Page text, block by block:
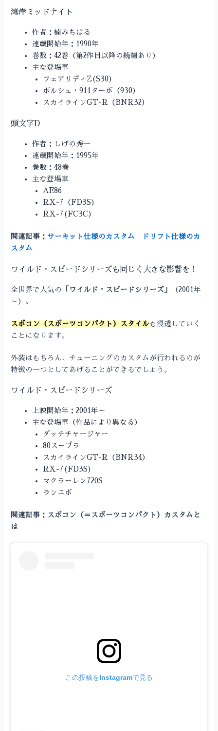
湾岸ミッドナイト
作者：楠みちはる
連載開始年：1990年
巻数：42巻（第2作目以降の続編あり）
主な登場車
フェアリディZ(S30)
ポルシェ・911ターボ（930）
スカイラインGT-R（BNR32）
頭文字D
作者：しげの秀一
連載開始年：1995年
巻数：48巻
主な登場車
AE86
RX-7（FD3S)
RX-7(FC3C)
関連記事： サーキット仕様のカスタム
ドリフト仕様のカ
スタム
ワイルド・スピードシリーズも同じく大きな影響を！
全世界で人気の 「ワイルド・スピードシリーズ」
（2001年
～）。
スポコン（スポーツコンパクト）スタイル も浸透していく
ことになります。
外装はもちろん、チューニングのカスタムが行われるのが
特徴の一つとしてあげることができるでしょう。
ワイルド・スピードシリーズ
上映開始年：2001年～
主な登場車（作品により異なる）
ダッチチャージャー
80スープラ
スカイラインGT-R（BNR34）
RX-7(FD3S)
マクラーレン720S
ランエボ
関連記事：スポコン（＝スポーツコンパクト）カスタムと
は
この投稿をInstagramで見る